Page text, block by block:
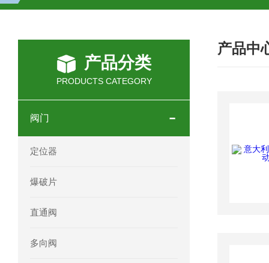
OEMER三相同步电机MTES 132SB/2
OEMER三相同步电机MTES 160MA/2
OEMER电机QLS 180M环保农业领域
产品分类
PRODUCTS CATEGORY
阀门
定位器
爆破片
直通阀
多向阀
产品中